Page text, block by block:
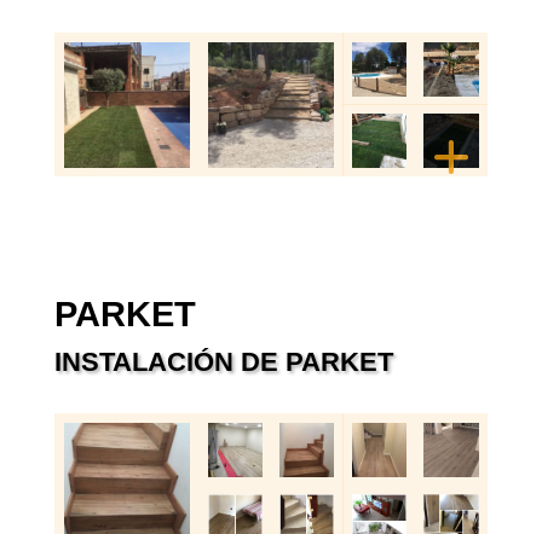
PARKET
INSTALACIÓN DE PARKET